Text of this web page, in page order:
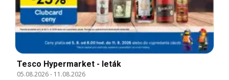
Tesco Hypermarket - leták
05.08.2026- 11.08.2026